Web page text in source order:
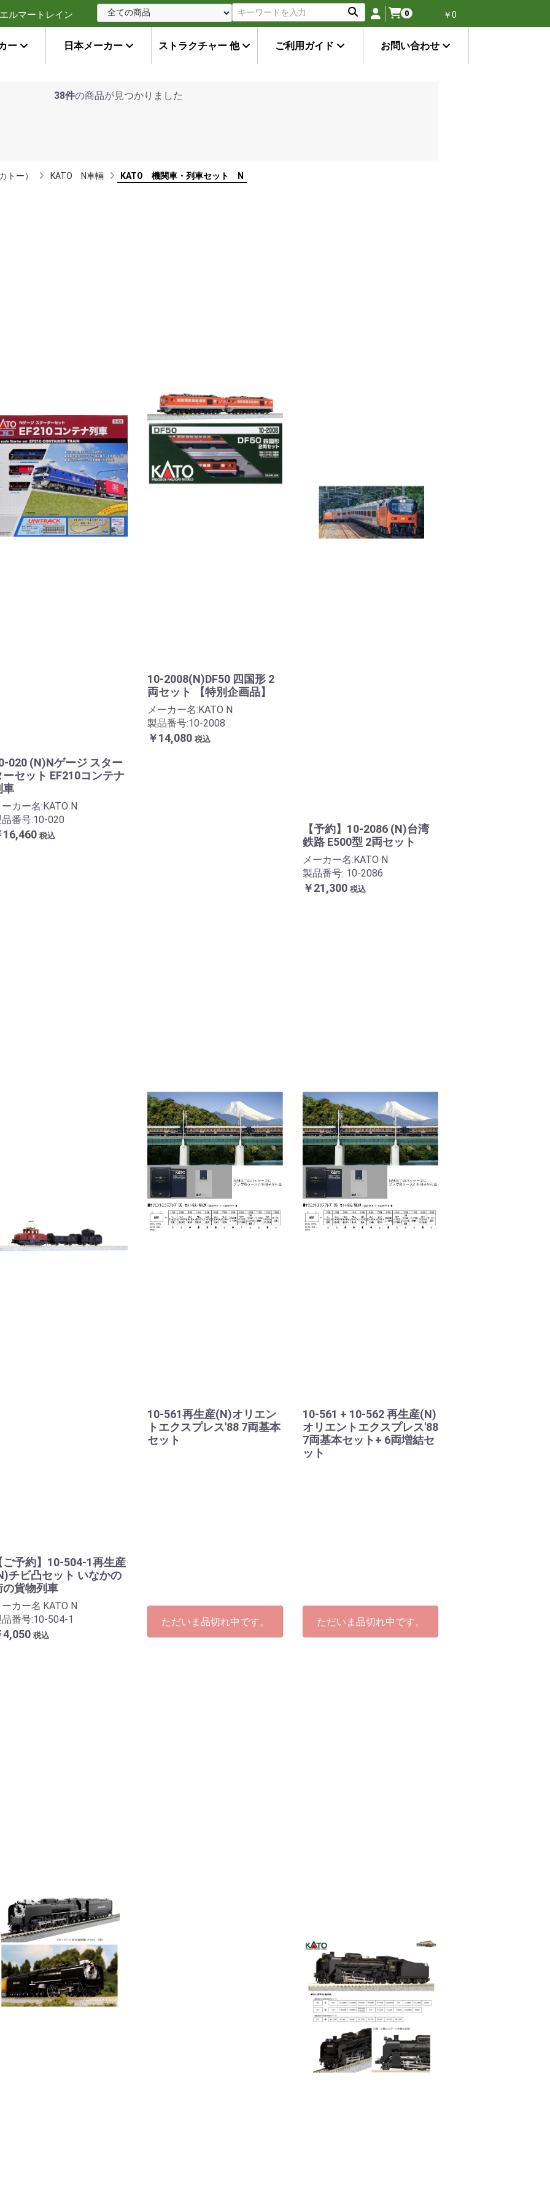
ルマートレイン 0 ￥0
ー 日本メーカー ストラクチャー 他 ご利用ガイド お問い合わせ
38件の商品が見つかりました
トー） KATO N車輛 KATO 機関車・列車セット N
020 (N)Nゲージ スター
ーセット EF210コンテナ
車
カー名:KATO N
番号:10-020
16,460 税込
10-2008(N)DF50 四国形 2
両セット 【特別企画品】
メーカー名:KATO N
製品番号:10-2008
￥14,080 税込
【予約】10-2086 (N)台湾
鉄路 E500型 2両セット
メーカー名:KATO N
製品番号: 10-2086
￥21,300 税込
ご予約】10-504-1再生産
チビ凸セット いなかの
の貨物列車
カー名:KATO N
番号:10-504-1
4,050 税込
10-561再生産(N)オリエン
トエクスプレス'88 7両基本
セット
ただいま品切れ中です。
10-561 + 10-562 再生産(N)
オリエントエクスプレス'88
7両基本セット+ 6両増結セ
ット
ただいま品切れ中です。